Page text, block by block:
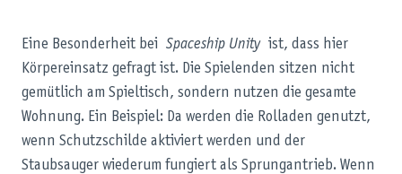
Eine Besonderheit bei Spaceship Unityist, dass hier
Körpereinsatz gefragt ist. Die Spielenden sitzen nicht
gemütlich am Spieltisch, sondern nutzen die gesamte
Wohnung. Ein Beispiel: Da werden die Rolladen genutzt,
wenn Schutzschilde aktiviert werden und der
Staubsauger wiederum fungiert als Sprungantrieb. Wenn